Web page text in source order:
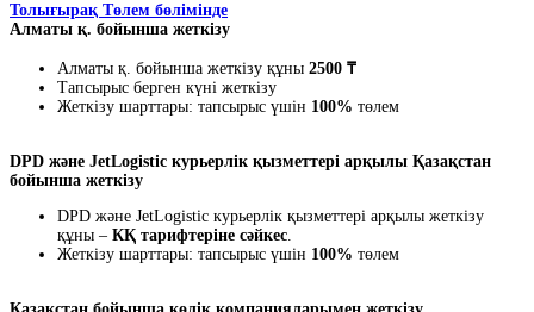
Толығырақ Төлем бөлімінде
Алматы қ. бойынша жеткізу
Алматы қ. бойынша жеткізу құны 2500 ₸
Тапсырыс берген күні жеткізу
Жеткізу шарттары: тапсырыс үшін 100% төлем
DPD және JetLogistic курьерлік қызметтері арқылы Қазақстан
бойынша жеткізу
DPD және JetLogistic курьерлік қызметтері арқылы жеткізу
құны – КҚ тарифтеріне сәйкес.
Жеткізу шарттары: тапсырыс үшін 100% төлем